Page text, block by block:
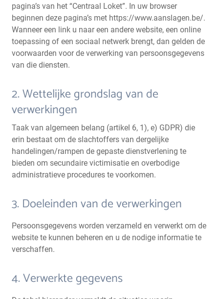
pagina’s van het “Centraal Loket”. In uw browser
beginnen deze pagina’s met https://www.aanslagen.be/.
Wanneer een link u naar een andere website, een online
toepassing of een sociaal netwerk brengt, dan gelden de
voorwaarden voor de verwerking van persoonsgegevens
van die diensten.
2. Wettelijke grondslag van de
verwerkingen
Taak van algemeen belang (artikel 6, 1), e) GDPR) die
erin bestaat om de slachtoffers van dergelijke
handelingen/rampen de gepaste dienstverlening te
bieden om secundaire victimisatie en overbodige
administratieve procedures te voorkomen.
3. Doeleinden van de verwerkingen
Persoonsgegevens worden verzameld en verwerkt om de
website te kunnen beheren en u de nodige informatie te
verschaffen.
4. Verwerkte gegevens